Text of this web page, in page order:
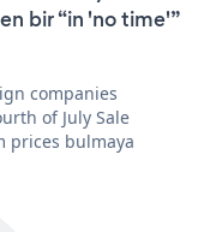
bir “in 'no time'”
companies
of July Sale
prices bulmaya